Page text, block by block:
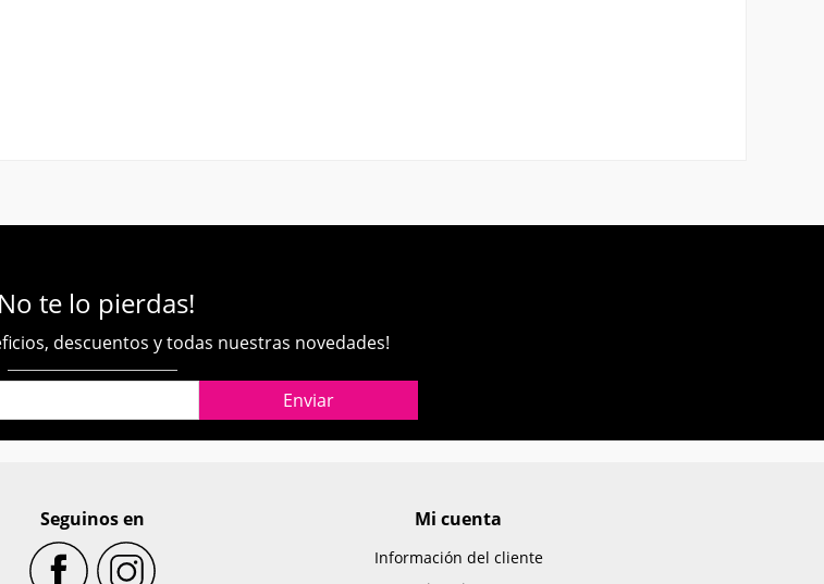
te lo pierdas!
descuentos y todas nuestras novedades!
Seguinos en Mi cuenta
Información del cliente